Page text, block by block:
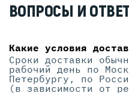
ВОПРОСЫ И
Какие условия
Сроки доставки
рабочий день по
Петербургу, по
(в зависимости от